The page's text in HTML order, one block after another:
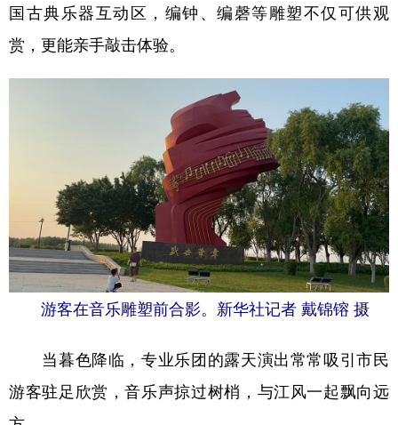
国古典乐器互动区，编钟、编磬等雕塑不仅可供观
赏，更能亲手敲击体验。
游客在音乐雕塑前合影。新华社记者 戴锦镕 摄
当暮色降临，专业乐团的露天演出常常吸引市民
游客驻足欣赏，音乐声掠过树梢，与江风一起飘向远